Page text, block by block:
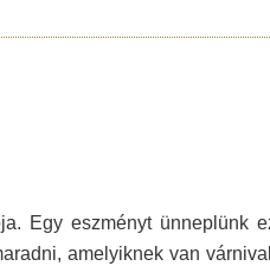
Egy eszményt ünneplünk
amelyiknek van